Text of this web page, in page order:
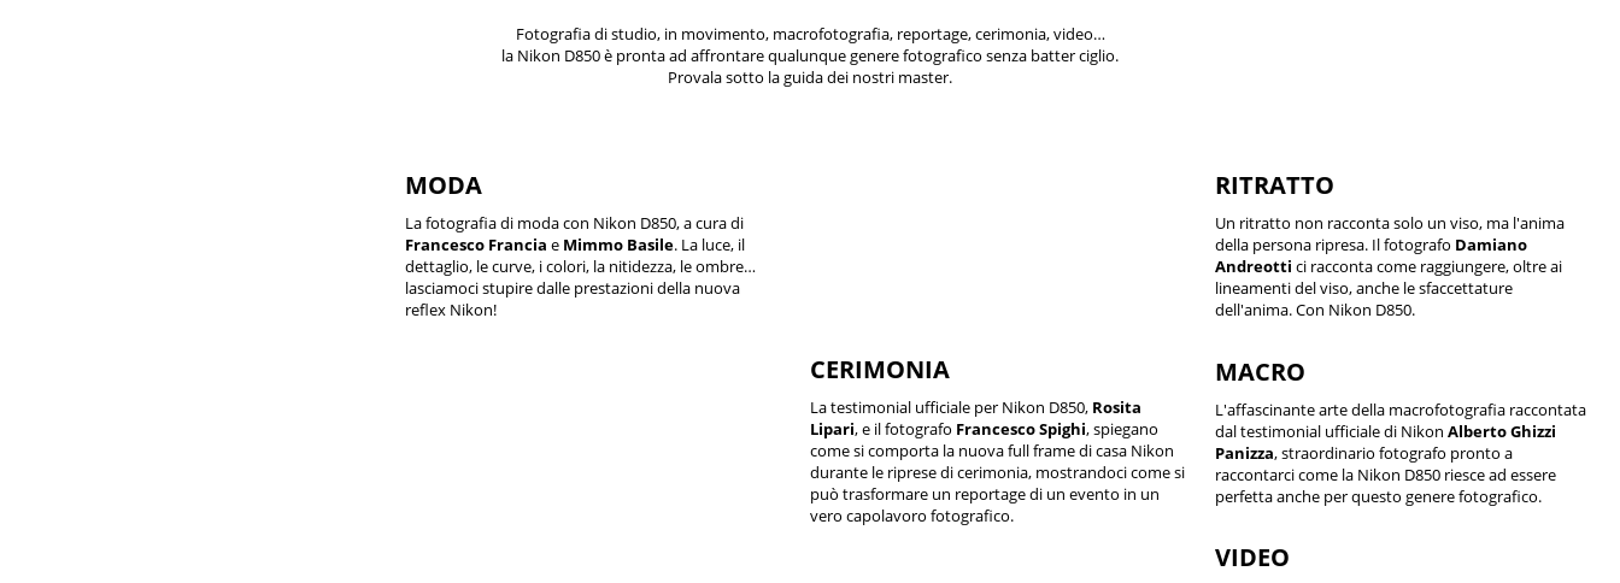
Fotografia di studio, in movimento, macrofotografia, reportage, cerimonia, video…
la Nikon D850 è pronta ad affrontare qualunque genere fotografico senza batter ciglio.
Provala sotto la guida dei nostri master.
MODA
La fotografia di moda con Nikon D850, a cura di
Francesco Francia e Mimmo Basile. La luce, il
dettaglio, le curve, i colori, la nitidezza, le ombre…
lasciamoci stupire dalle prestazioni della nuova
reflex Nikon!
RITRATTO
Un ritratto non racconta solo un viso, ma l'anima
della persona ripresa. Il fotografo Damiano
Andreotti ci racconta come raggiungere, oltre ai
lineamenti del viso, anche le sfaccettature
dell'anima. Con Nikon D850.
CERIMONIA
La testimonial ufficiale per Nikon D850, Rosita
Lipari, e il fotografo Francesco Spighi, spiegano
come si comporta la nuova full frame di casa Nikon
durante le riprese di cerimonia, mostrandoci come si
può trasformare un reportage di un evento in un
vero capolavoro fotografico.
MACRO
L'affascinante arte della macrofotografia raccontata
dal testimonial ufficiale di Nikon Alberto Ghizzi
Panizza, straordinario fotografo pronto a
raccontarci come la Nikon D850 riesce ad essere
perfetta anche per questo genere fotografico.
VIDEO